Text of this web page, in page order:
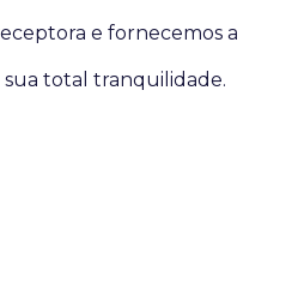
e fornecemos a
total tranquilidade.